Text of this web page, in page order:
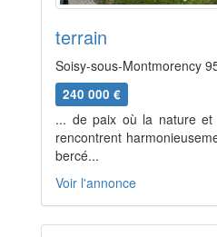
terrain
Soisy-sous-Montmorency
240 000 €
... de paix où la nature
rencontrent
bercé...
Voir l'annonce